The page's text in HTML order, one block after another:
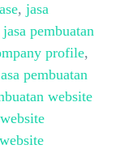
, jasa
jasa pembuatan
profile,
pembuatan
website